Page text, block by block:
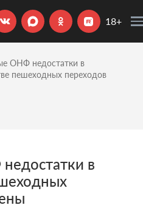
18+
ОНФ недостатки в
пешеходных переходов
в